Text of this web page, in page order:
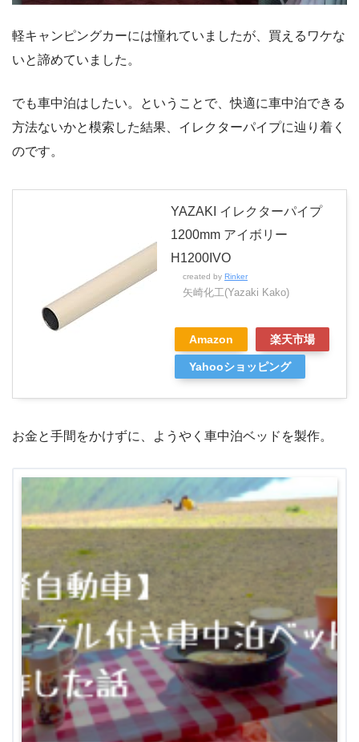
軽キャンピングカーには憧れていましたが、買えるワケな
いと諦めていました。
でも車中泊はしたい。ということで、快適に車中泊できる
方法ないかと模索した結果、イレクターパイプに辿り着く
のです。
YAZAKI イレクターパイプ
1200mm アイボリー
H1200IVO
created by Rinker
矢崎化工(Yazaki Kako)
Amazon 楽天市場
Yahooショッピング
お金と手間をかけずに、ようやく車中泊ベッドを製作。